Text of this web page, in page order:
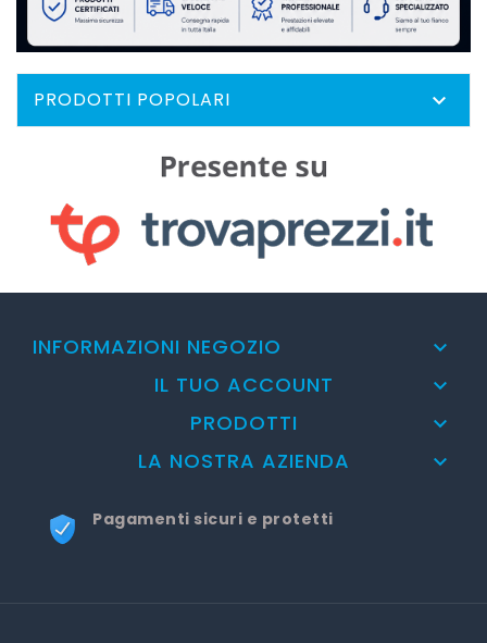
PRODOTTI POPOLARI 
INFORMAZIONI NEGOZIO 
IL TUO ACCOUNT 
PRODOTTI 
LA NOSTRA AZIENDA 
Pagamenti sicuri e protetti